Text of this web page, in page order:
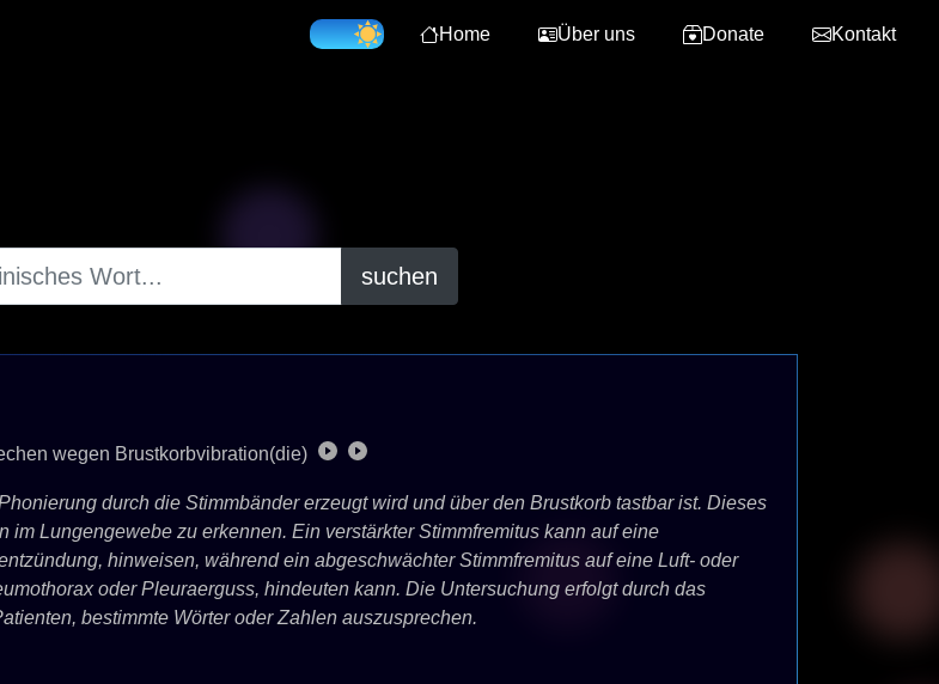
Home Über uns Donate Kontakt
suchen
wegen Brustkorbvibration(die)
durch die Stimmbänder erzeugt wird und über den Brustkorb tastbar ist. Dieses
Lungengewebe zu erkennen. Ein verstärkter Stimmfremitus kann auf eine
hinweisen, während ein abgeschwächter Stimmfremitus auf eine Luft- oder
oder Pleuraerguss, hindeuten kann. Die Untersuchung erfolgt durch das
bestimmte Wörter oder Zahlen auszusprechen.